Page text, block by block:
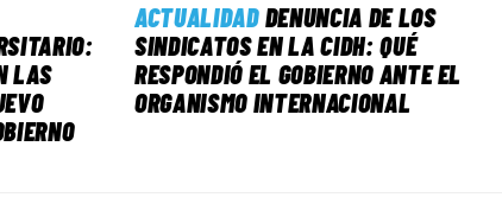
LAS
ACTUALIDAD DENUNCIA DE LOS
SINDICATOS EN LA CIDH: QUÉ
RESPONDIÓ EL GOBIERNO ANTE EL
ORGANISMO INTERNACIONAL